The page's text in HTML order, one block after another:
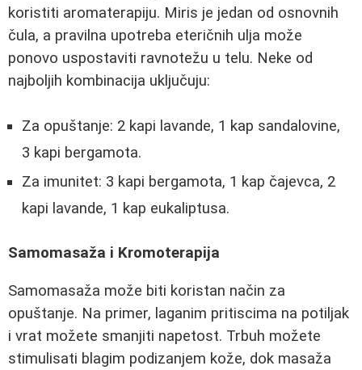
koristiti aromaterapiju. Miris je jedan od osnovnih
čula, a pravilna upotreba eteričnih ulja može
ponovo uspostaviti ravnotežu u telu. Neke od
najboljih kombinacija uključuju:
Za opuštanje: 2 kapi lavande, 1 kap sandalovine,
3 kapi bergamota.
Za imunitet: 3 kapi bergamota, 1 kap čajevca, 2
kapi lavande, 1 kap eukaliptusa.
Samomasaža i Kromoterapija
Samomasaža može biti koristan način za
opuštanje. Na primer, laganim pritiscima na potiljak
i vrat možete smanjiti napetost. Trbuh možete
stimulisati blagim podizanjem kože, dok masaža